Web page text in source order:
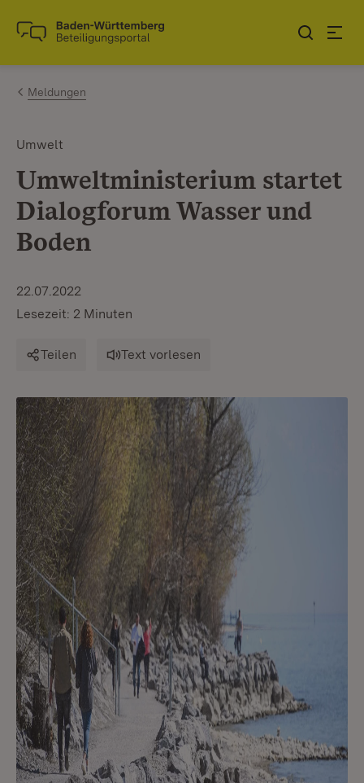
Zum Inhalt springen
Link zur Startseite
Meldungen
Umwelt
Umweltministerium startet
Dialogforum Wasser und
Boden
22.07.2022
Lesezeit: 2 Minuten
Teilen Text vorlesen